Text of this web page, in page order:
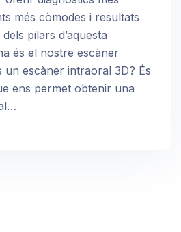
més còmodes i resultats
pilars d’aquesta
és el nostre escàner
un escàner intraoral 3D? És
ens permet obtenir una